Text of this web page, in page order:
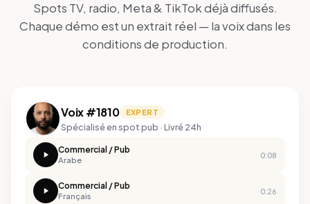
Spots TV, radio, Meta & TikTok déjà diffusés.
Chaque démo est un extrait réel — la voix dans les
conditions de production.
Voix #1810 EXPERT
Spécialisé en spot pub · Livré 24h
Commercial / Pub
Arabe
0:08
Commercial / Pub
Français
0:26